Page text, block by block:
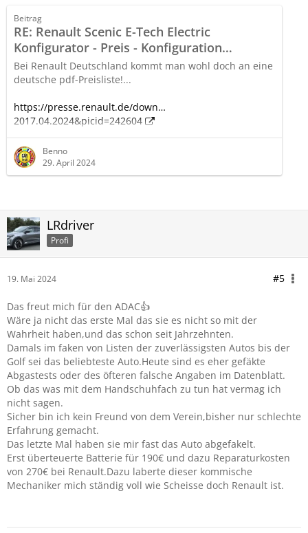
Beitrag
RE: Renault Scenic E-Tech Electric
Konfigurator - Preis - Konfiguration
Ausstattung - Erfahrungen und Probleme
Bei Renault Deutschland kommt man wohl doch an eine
deutsche pdf-Preisliste!...
https://presse.renault.de/down…
2017.04.2024&picid=242604
https://presse.renault.de/rena…euen-generation/?
lang=deu
Benno
29. April 2024
LRdriver
Profi
19. Mai 2024 #5
Das freut mich für den ADAC👍
Wäre ja nicht das erste Mal das sie es nicht so mit der
Wahrheit haben,und das schon seit Jahrzehnten.
Damals im faken von Listen der zuverlässigsten Autos bis der
Golf sei das beliebteste Auto.Heute sind es eher gefäkte
Abgastests oder des öfteren falsche Angaben im Datenblatt.
Ob das was mit dem Handschuhfach zu tun hat vermag ich
nicht sagen.
Sicher bin ich kein Freund von dem Verein,bisher nur schlechte
Erfahrung gemacht.
Das letzte Mal haben sie mir fast das Auto abgefakelt.
Erst überteuerte Batterie für 190€ und dazu Reparaturkosten
von 270€ bei Renault.Dazu laberte dieser kommische
Mechaniker mich ständig voll wie Scheisse doch Renault ist.